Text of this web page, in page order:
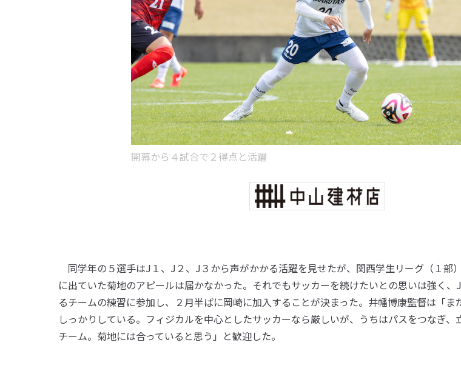
開幕から４試合で２得点と活躍
同学年の５選手はJ１、J２、J３から声がかかる活躍を見せたが、関西学生リーグ（１部
に出ていた菊地のアピールは届かなかった。それでもサッカーを続けたいとの思いは強く
るチームの練習に参加し、２月半ばに岡崎に加入することが決まった。井幡博康監督は「ま
しっかりしている。フィジカルを中心としたサッカーなら厳しいが、うちはパスをつなぎ、
チーム。菊地には合っていると思う」と歓迎した。